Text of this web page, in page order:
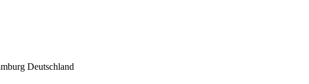
Deutschland